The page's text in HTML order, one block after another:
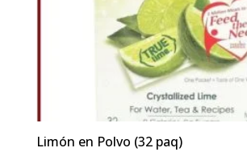
Limón en Polvo (32 paq)